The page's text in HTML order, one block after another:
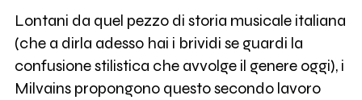
Lontani da quel pezzo di storia musicale italiana
(che a dirla adesso hai i brividi se guardi la
confusione stilistica che avvolge il genere oggi), i
Milvains propongono questo secondo lavoro